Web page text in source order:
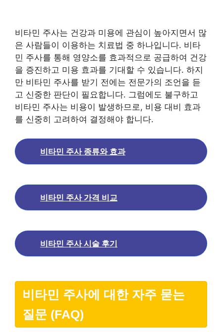
비타민 주사는 건강과 미용에 관심이 높아지면서 많
은 사람들이 이용하는 치료법 중 하나입니다. 비타
민 주사를 통해 영양소를 효과적으로 공급하여 건강
을 증진하고 미용 효과를 기대할 수 있습니다. 하지
만 비타민 주사를 받기 전에는 전문가의 조언을 듣
고 신중한 판단이 필요합니다. 그럼에도 불구하고
비타민 주사는 비용이 발생하므로, 비용 대비 효과
를 신중히 고려하여 결정해야 합니다.
비타민 주사 종류와 효과
비타민 주사 가격 비교
비타민 주사 시술 후기
비타민 주사에 대한 자주 묻는
질문 (FAQ)